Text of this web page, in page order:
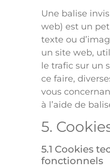
Une balise
web) est un
texte ou
un site web,
le trafic sur un
ce faire,
vous
à l’aide de
5.
5.1 Cookies
fonctionnels